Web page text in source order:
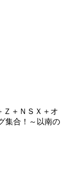
Ｚ＋ＮＳＸ＋オ
集合！～以南の